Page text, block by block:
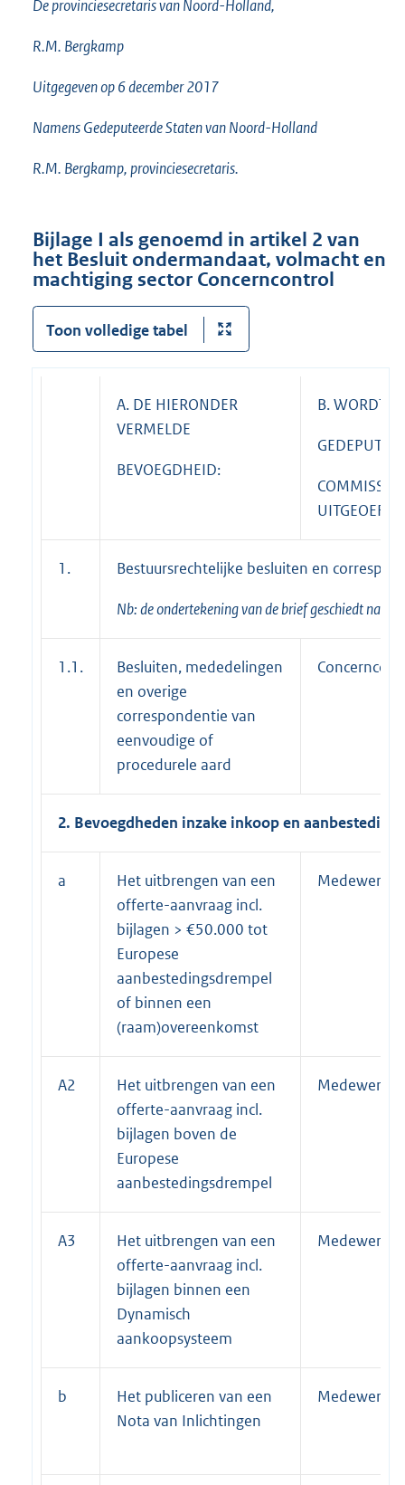
De provinciesecretaris van Noord-Holland,
R.M. Bergkamp
Uitgegeven op 6 december 2017
Namens Gedeputeerde Staten van Noord-Holland
R.M. Bergkamp, provinciesecretaris.
Bijlage I als genoemd in artikel 2 van
het Besluit ondermandaat, volmacht en
machtiging sector Concerncontrol
Toon volledige tabel
A. DE HIERONDER
VERMELDE
BEVOEGDHEID:
B. WORDT
1. Bestuursrechtelijke besluiten en
Nb: de ondertekening van de brief geschiedt
1.1.
Besluiten, mededelingen
en overige
correspondentie van
eenvoudige of
procedurele aard
2. Bevoegdheden inzake inkoop en
a
Het uitbrengen van een
offerte-aanvraag incl.
bijlagen > €50.000 tot
Europese
aanbestedingsdrempel
of binnen een
(raam)overeenkomst
A2
Het uitbrengen van een
offerte-aanvraag incl.
bijlagen boven de
Europese
aanbestedingsdrempel
A3
Het uitbrengen van een
offerte-aanvraag incl.
bijlagen binnen een
Dynamisch
aankoopsysteem
b
Het publiceren van een
Nota van Inlichtingen